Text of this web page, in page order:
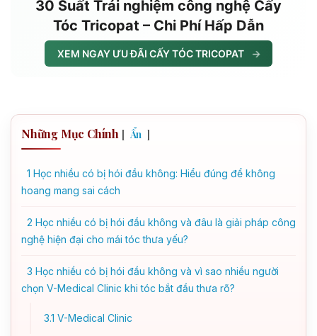
30 Suất Trải nghiệm công nghệ Cấy
Tóc Tricopat – Chi Phí Hấp Dẫn
XEM NGAY ƯU ĐÃI CẤY TÓC TRICOPAT →
Những Mục Chính [ Ẩn ]
1 Học nhiều có bị hói đầu không: Hiểu đúng để không
hoang mang sai cách
2 Học nhiều có bị hói đầu không và đâu là giải pháp công
nghệ hiện đại cho mái tóc thưa yếu?
3 Học nhiều có bị hói đầu không và vì sao nhiều người
chọn V-Medical Clinic khi tóc bắt đầu thưa rõ?
3.1 V-Medical Clinic